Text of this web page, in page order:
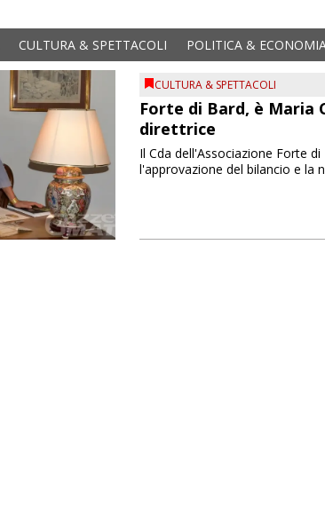
CULTURA & SPETTACOLI POLITICA &
CULTURA & SPETTACOLI
Forte di Bard, è Maria
direttrice
Il Cda dell'Associazione Forte
l'approvazione del bilancio e la